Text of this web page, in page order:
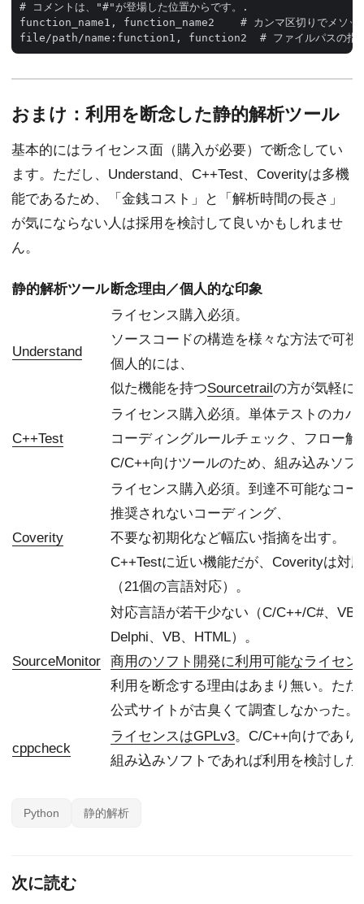
# コメントは、"#"が登場した位置からです。.
function_name1, function_name2    # カンマ区切りでメソッ
おまけ：利用を断念した静的解析ツール
基本的にはライセンス面（購入が必要）で断念してい
ます。ただし、Understand、C++Test、Coverityは多機
能であるため、「金銭コスト」と「解析時間の長さ」
が気にならない人は採用を検討して良いかもしれませ
ん。
静的解析ツール 断念理由／個人的な印象
Understand
ライセンス購入必須。
ソースコードの構造を様々な方法で可
個人的には、
似た機能を持つSourcetrail の方が気軽に
C++Test
ライセンス購入必須。単体テストのカバ
コーディングルールチェック、フロー解
C/C++向けツールのため、組み込みソフ
Coverity
ライセンス購入必須。到達不可能なコー
推奨されないコーディング、
不要な初期化など幅広い指摘を出す。
C++Testに近い機能だが、Coverityは対
（21個の言語対応）。
SourceMonitor
対応言語が若干少ない（C/C++/C#、
Delphi、VB、HTML）。
商用のソフト開発に利用可能なライセン
利用を断念する理由はあまり無い。ただ
公式サイトが古臭くて調査しなかった。
cppcheck
ライセンスはGPLv3。C/C++向けであり
組み込みソフトであれば利用を検討した
Python 静的解析
次に読む